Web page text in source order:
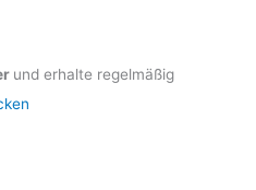
und erhalte regelmäßig